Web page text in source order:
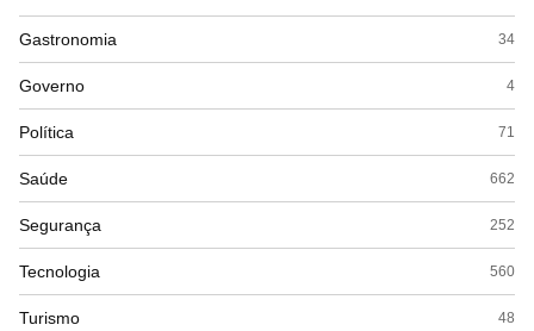
Gastronomia 34
Governo 4
Política 71
Saúde 662
Segurança 252
Tecnologia 560
Turismo 48